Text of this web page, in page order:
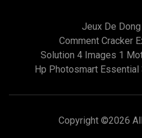
Jeux De
Comment Cracker
Solution 4 Images 1
Hp Photosmart Essential
Copyright ©2026